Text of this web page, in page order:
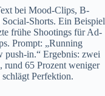
bei Mood-Clips, B-
Shorts. Ein Beispiel
frühe Shootings für Ad-
Prompt: „Running
push-in.“ Ergebnis: zwei
rund 65 Prozent weniger
Perfektion.